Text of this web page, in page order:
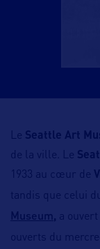
Le Seattle Art
de la ville. Le
1933 au cœur de
tandis que celui
Museum , a
ouverts du